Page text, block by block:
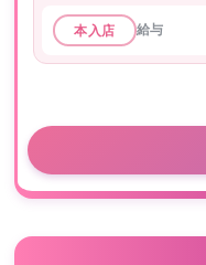
本入店 給与